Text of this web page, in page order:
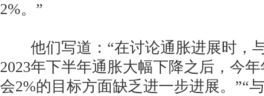
2%。”
他们写道：“在讨论通胀进展时，
2023年下半年通胀大幅下降之后，今
会2%的目标方面缺乏进一步进展。”“